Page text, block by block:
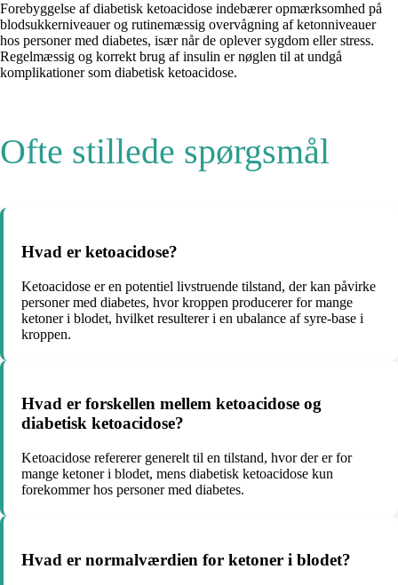
Forebyggelse af diabetisk ketoacidose indebærer opmærksomhed på
blodsukkerniveauer og rutinemæssig overvågning af ketonniveauer
hos personer med diabetes, især når de oplever sygdom eller stress.
Regelmæssig og korrekt brug af insulin er nøglen til at undgå
komplikationer som diabetisk ketoacidose.
Ofte stillede spørgsmål
Hvad er ketoacidose?
Ketoacidose er en potentiel livstruende tilstand, der kan påvirke
personer med diabetes, hvor kroppen producerer for mange
ketoner i blodet, hvilket resulterer i en ubalance af syre-base i
kroppen.
Hvad er forskellen mellem ketoacidose og
diabetisk ketoacidose?
Ketoacidose refererer generelt til en tilstand, hvor der er for
mange ketoner i blodet, mens diabetisk ketoacidose kun
forekommer hos personer med diabetes.
Hvad er normalværdien for ketoner i blodet?